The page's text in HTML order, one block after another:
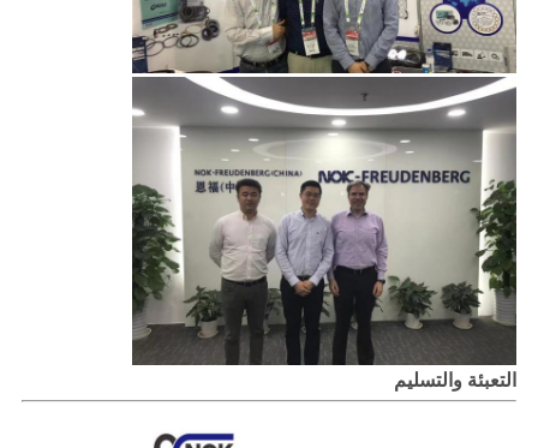
التعبئة والتسليم